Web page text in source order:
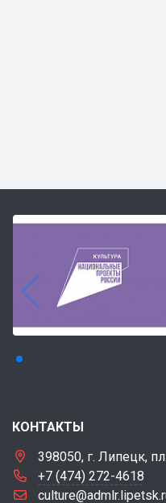
КОНТАКТЫ
398050, г. Липецк,
+7 (474) 272-4618